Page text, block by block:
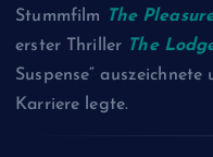
Stummfilm
The
erster Thriller The
Suspense“
Karriere legte.